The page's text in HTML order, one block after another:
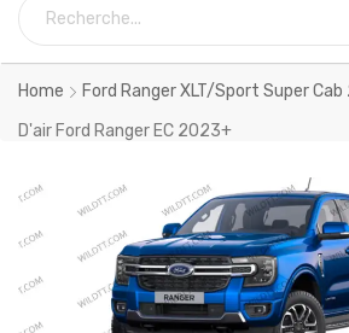
Home Ford Ranger XLT/Sport Super
D'air Ford Ranger EC 2023+